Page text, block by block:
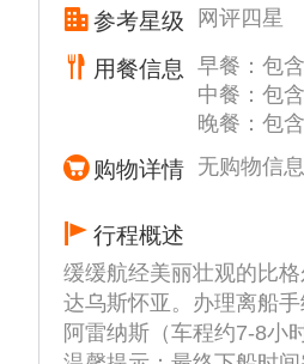
(Andvord Bay)，雄伟壮
参考星级 网评四星
用餐信息
早餐：包含
中餐：包含
晚餐：包含
购物详情 无购物信息
行程概述
缓缓航经美丽壮观的比
达乌斯怀亚。办理离船
阿雷纳斯（车程约7-8小